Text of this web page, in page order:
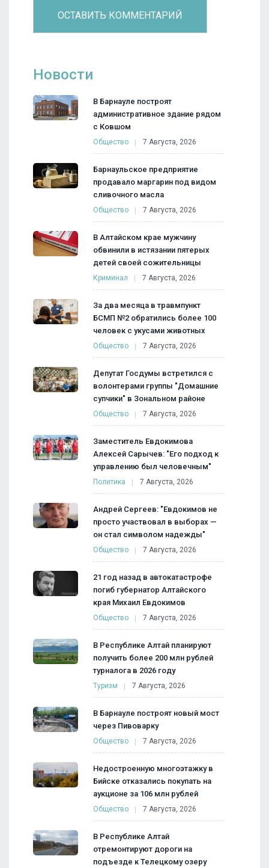
Новости
В Барнауле построят
административное здание рядом
с Ковшом
Общество 7 Августа, 2026
Барнаульское предприятие
продавало маргарин под видом
сливочного масла
Общество 7 Августа, 2026
В Алтайском крае мужчину
обвинили в истязании пятерых
детей своей сожительницы
Криминал 7 Августа, 2026
За два месяца в травмпункт
БСМП №2 обратились более 100
человек с укусами животных
Общество 7 Августа, 2026
Депутат Госдумы встретился с
волонтерами группы "Домашние
супчики" в Зональном районе
Общество 7 Августа, 2026
Заместитель Евдокимова
Алексей Сарычев: "Его подход к
управлению был человечным"
Политика 7 Августа, 2026
Андрей Сергеев: "Евдокимов не
просто участвовал в выборах —
он стал символом надежды"
Общество 7 Августа, 2026
21 год назад в автокатастрофе
погиб губернатор Алтайского
края Михаил Евдокимов
Общество 7 Августа, 2026
В Республике Алтай планируют
получить более 200 млн рублей
турналога в 2026 году
Туризм 7 Августа, 2026
В Барнауле построят новый мост
через Пивоварку
Общество 7 Августа, 2026
Недостроенную многоэтажку в
Бийске отказались покупать на
аукционе за 106 млн рублей
Общество 7 Августа, 2026
В Республике Алтай
отремонтируют дороги на
подъезде к Телецкому озеру